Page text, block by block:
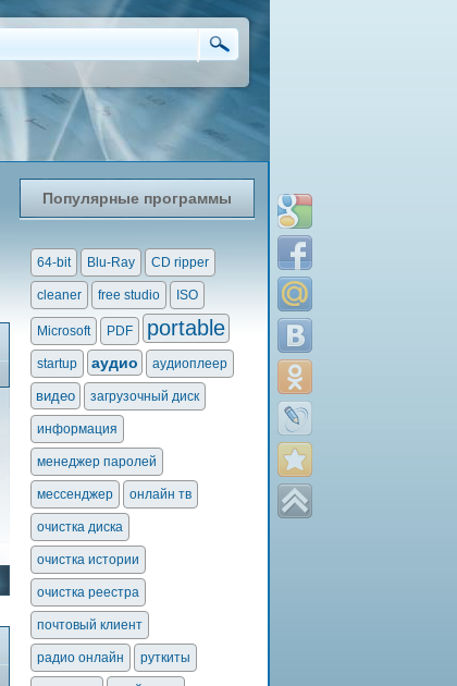
Популярные программы
64-bit Blu-Ray CD ripper
cleaner free studio ISO
Microsoft PDF portable
startup аудио аудиоплеер
видео загрузочный диск
информация
менеджер паролей
мессенджер онлайн тв
очистка диска
очистка истории
очистка реестра
почтовый клиент
радио онлайн руткиты